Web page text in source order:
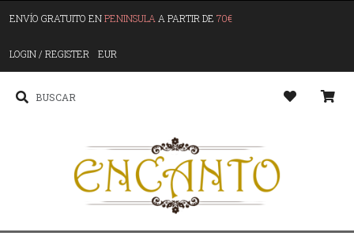
ENVÍO GRATUITO ENPENINSULA A PARTIR DE 70€
LOGIN / REGISTER EUR